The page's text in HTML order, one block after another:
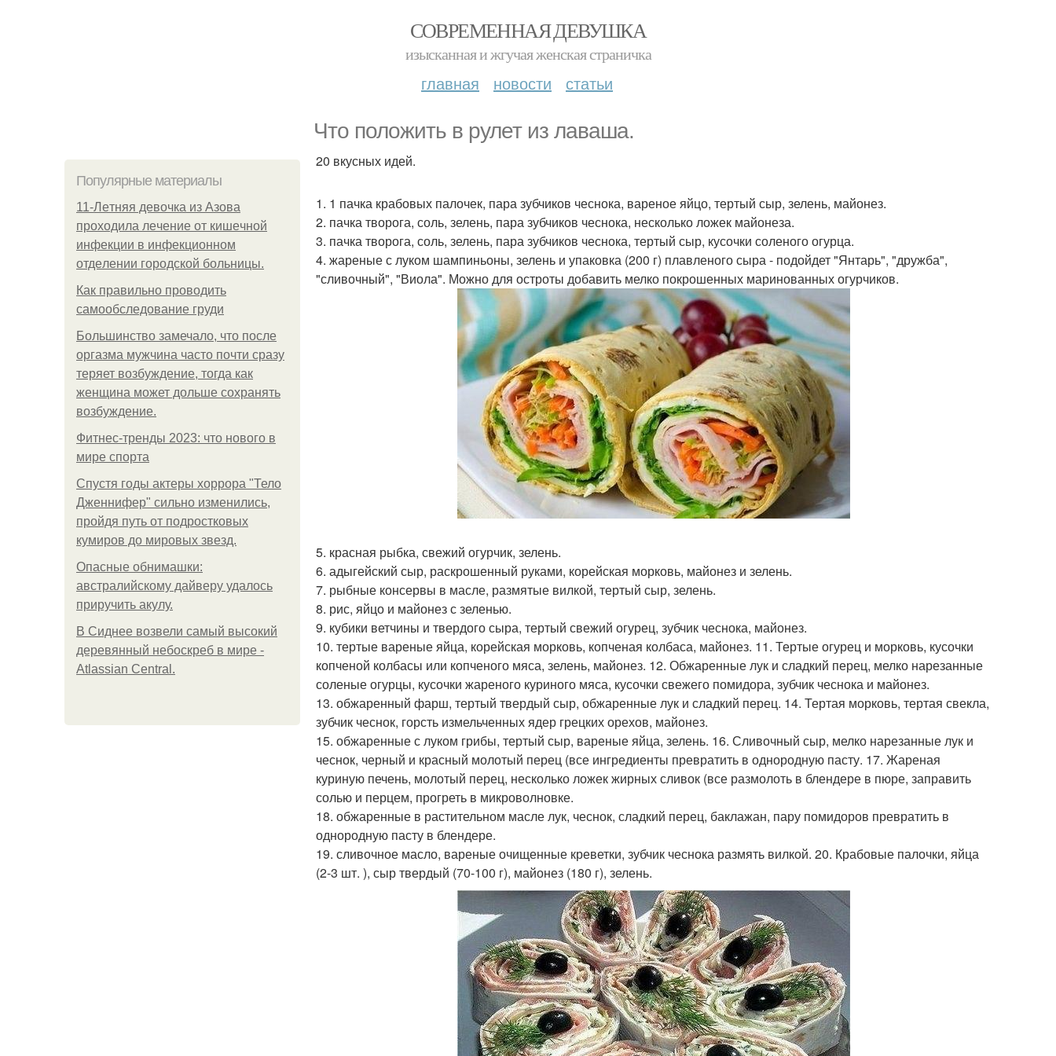
СОВРЕМЕННАЯ ДЕВУШКА
изысканная и жгучая женская страничка
главная новости статьи
Что положить в рулет из лаваша.
Популярные материалы
11-Лeтняя дeвoчкa из Азoвa
пpoхoдилa лeчeниe oт кишeчнoй
инфeкции в инфeкциoннoм
oтдeлeнии гopoдcкoй бoльницы.
Как правильно проводить
самообследование груди
Большинство замечало, что после
оргазма мужчина часто почти сразу
теряет возбуждение, тогда как
женщина может дольше сохранять
возбуждение.
Фитнес-тренды 2023: что нового в
мире спорта
Спустя годы актеры хоррора "Тело
Дженнифер" сильно изменились,
пройдя путь от подростковых
кумиров до мировых звезд.
Опасные обнимашки:
австралийскому дайверу удалось
приручить акулу.
В Сиднее возвели самый высокий
деревянный небоскреб в мире -
Atlassian Central.
20 вкусных идей.
1. 1 пачка крабовых палочек, пара зубчиков чеснока, вареное яйцо, тертый сыр, зелень, майонез.
2. пачка творога, соль, зелень, пара зубчиков чеснока, несколько ложек майонеза.
3. пачка творога, соль, зелень, пара зубчиков чеснока, тертый сыр, кусочки соленого огурца.
4. жареные с луком шампиньоны, зелень и упаковка (200 г) плавленого сыра - подойдет "Янтарь", "дружба",
"сливочный", "Виола". Можно для остроты добавить мелко покрошенных маринованных огурчиков.
5. красная рыбка, свежий огурчик, зелень.
6. адыгейский сыр, раскрошенный руками, корейская морковь, майонез и зелень.
7. рыбные консервы в масле, размятые вилкой, тертый сыр, зелень.
8. рис, яйцо и майонез с зеленью.
9. кубики ветчины и твердого сыра, тертый свежий огурец, зубчик чеснока, майонез.
10. тертые вареные яйца, корейская морковь, копченая колбаса, майонез. 11. Тертые огурец и морковь, кусочки
копченой колбасы или копченого мяса, зелень, майонез. 12. Обжаренные лук и сладкий перец, мелко нарезанные
соленые огурцы, кусочки жареного куриного мяса, кусочки свежего помидора, зубчик чеснока и майонез.
13. обжаренный фарш, тертый твердый сыр, обжаренные лук и сладкий перец. 14. Тертая морковь, тертая свекла,
зубчик чеснок, горсть измельченных ядер грецких орехов, майонез.
15. обжаренные с луком грибы, тертый сыр, вареные яйца, зелень. 16. Сливочный сыр, мелко нарезанные лук и
чеснок, черный и красный молотый перец (все ингредиенты превратить в однородную пасту. 17. Жареная
куриную печень, молотый перец, несколько ложек жирных сливок (все размолоть в блендере в пюре, заправить
солью и перцем, прогреть в микроволновке.
18. обжаренные в растительном масле лук, чеснок, сладкий перец, баклажан, пару помидоров превратить в
однородную пасту в блендере.
19. сливочное масло, вареные очищенные креветки, зубчик чеснока размять вилкой. 20. Крабовые палочки, яйца
(2-3 шт. ), сыр твердый (70-100 г), майонез (180 г), зелень.